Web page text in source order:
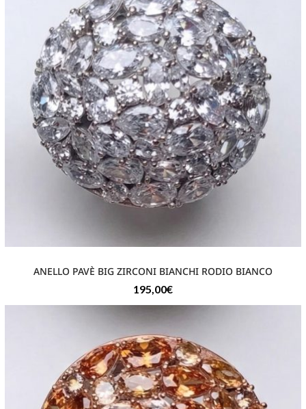
ANELLO PAVÈ BIG ZIRCONI BIANCHI RODIO BIANCO
195,00€